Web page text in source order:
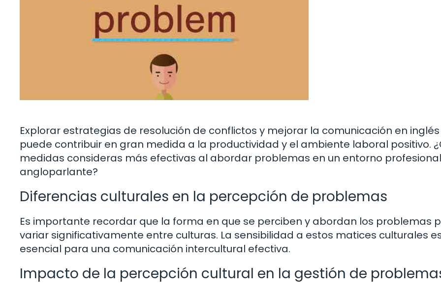
Explorar estrategias de resolución de conflictos y mejorar la comunicación en inglés
puede contribuir en gran medida a la productividad y el ambiente laboral positivo.
medidas consideras más efectivas al abordar problemas en un entorno profesional
angloparlante?
Diferencias culturales en la percepción de problemas
Es importante recordar que la forma en que se perciben y abordan los problemas
variar significativamente entre culturas. La sensibilidad a estos matices culturales
esencial para una comunicación intercultural efectiva.
Impacto de la percepción cultural en la gestión de